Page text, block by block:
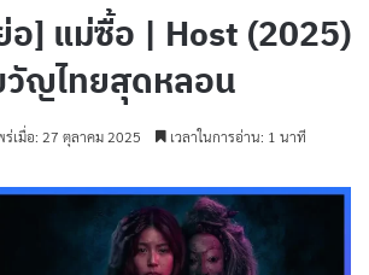
อ] แม่ซื้อ | Host (2025)
ญไทยสุดหลอน
ร่เมื่อ: 27 ตุลาคม 2025 เวลาในการอ่าน: 1 นาที